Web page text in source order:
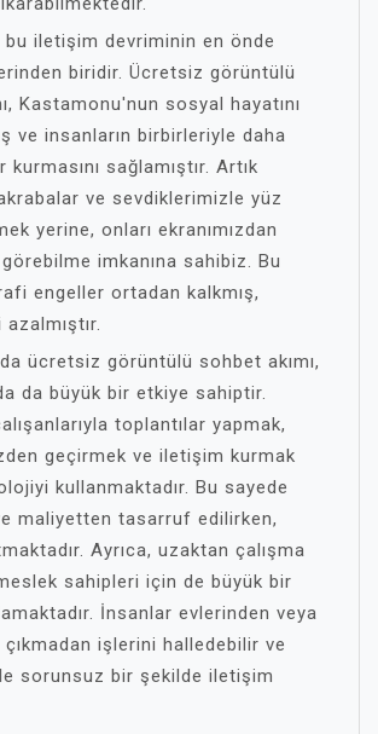
bu iletişim devriminin en önde
biridir. Ücretsiz görüntülü
Kastamonu'nun sosyal hayatını
ve insanların birbirleriyle daha
kurmasını sağlamıştır. Artık
ve sevdiklerimizle yüz
yerine, onları ekranımızdan
imkanına sahibiz. Bu
engeller ortadan kalkmış,
ücretsiz görüntülü sohbet akımı,
da büyük bir etkiye sahiptir.
toplantılar yapmak,
geçirmek ve iletişim kurmak
kullanmaktadır. Bu sayede
maliyetten tasarruf edilirken,
Ayrıca, uzaktan çalışma
sahipleri için de büyük bir
İnsanlar evlerinden veya
işlerini halledebilir ve
sorunsuz bir şekilde iletişim